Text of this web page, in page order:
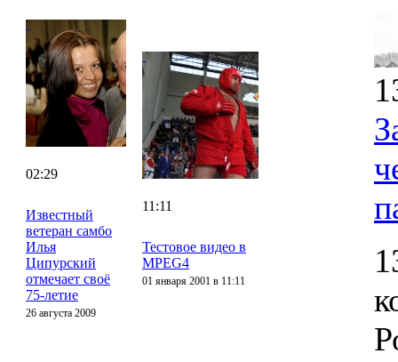
02:29
Известный
ветеран самбо
Илья
Ципурский
отмечает своё
75-летие
26 августа 2009
11:11
Тестовое видео в
MPEG4
01 января 2001 в 11:11